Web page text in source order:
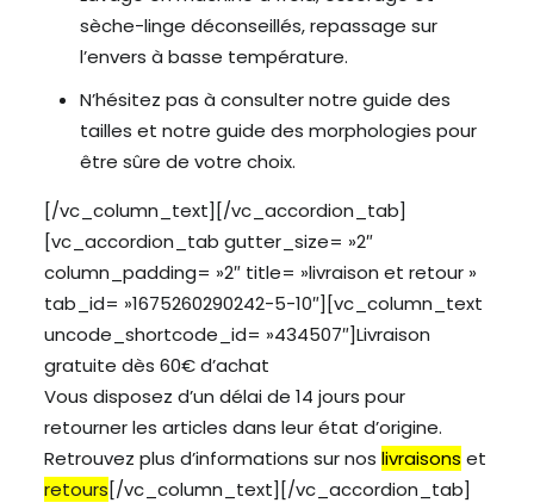
sèche-linge déconseillés, repassage sur
l’envers à basse température.
N’hésitez pas à consulter notre guide des
tailles et notre guide des morphologies pour
être sûre de votre choix.
[/vc_column_text][/vc_accordion_tab]
[vc_accordion_tab gutter_size= »2″
column_padding= »2″ title= »livraison et retour »
tab_id= »1675260290242-5-10″][vc_column_text
uncode_shortcode_id= »434507″]Livraison
gratuite dès 60€ d’achat
Vous disposez d’un délai de 14 jours pour
retourner les articles dans leur état d’origine.
Retrouvez plus d’informations sur nos livraisons et
retours[/vc_column_text][/vc_accordion_tab]